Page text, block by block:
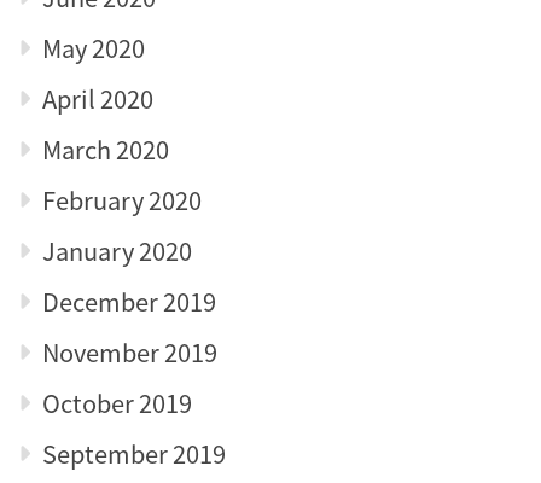
May 2020
April 2020
March 2020
February 2020
January 2020
December 2019
November 2019
October 2019
September 2019